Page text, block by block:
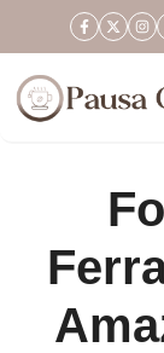
al
contenuto